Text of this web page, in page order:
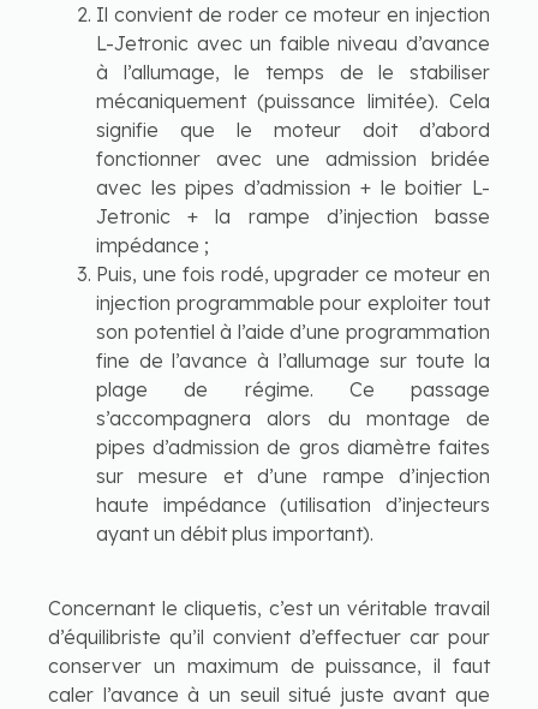
Il convient de roder ce moteur en injection
L-Jetronic avec un faible niveau d’avance
à l’allumage, le temps de le stabiliser
mécaniquement (puissance limitée). Cela
signifie que le moteur doit d’abord
fonctionner avec une admission bridée
avec les pipes d’admission + le boitier L-
Jetronic + la rampe d’injection basse
impédance ;
Puis, une fois rodé, upgrader ce moteur en
injection programmable pour exploiter tout
son potentiel à l’aide d’une programmation
fine de l’avance à l’allumage sur toute la
plage de régime. Ce passage
s’accompagnera alors du montage de
pipes d’admission de gros diamètre faites
sur mesure et d’une rampe d’injection
haute impédance (utilisation d’injecteurs
ayant un débit plus important).
Concernant le cliquetis, c’est un véritable travail
d’équilibriste qu’il convient d’effectuer car pour
conserver un maximum de puissance, il faut
caler l’avance à un seuil situé juste avant que